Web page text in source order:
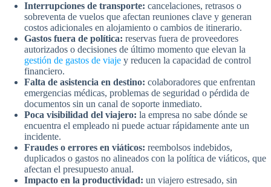
Interrupciones de transporte: cancelaciones, retrasos o
sobreventa de vuelos que afectan reuniones clave y generan
costos adicionales en alojamiento o cambios de itinerario.
Gastos fuera de política: reservas fuera de proveedores
autorizados o decisiones de último momento que elevan la
gestión de gastos de viaje y reducen la capacidad de control
financiero.
Falta de asistencia en destino: colaboradores que enfrentan
emergencias médicas, problemas de seguridad o pérdida de
documentos sin un canal de soporte inmediato.
Poca visibilidad del viajero: la empresa no sabe dónde se
encuentra el empleado ni puede actuar rápidamente ante un
incidente.
Fraudes o errores en viáticos: reembolsos indebidos,
duplicados o gastos no alineados con la política de viáticos, que
afectan el presupuesto anual.
Impacto en la productividad: un viajero estresado, sin